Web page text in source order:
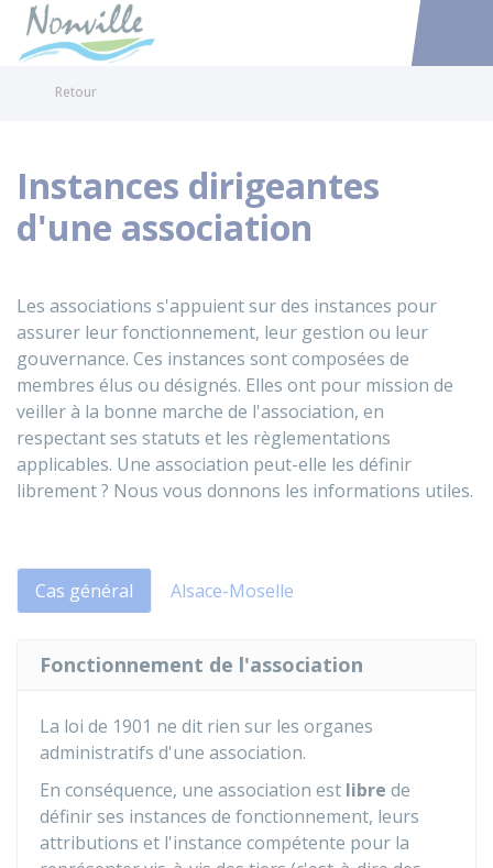
Accéder
Retour
Instances dirigeantes
d'une association
Les associations s'appuient sur des instances pour
assurer leur fonctionnement, leur gestion ou leur
gouvernance. Ces instances sont composées de
membres élus ou désignés. Elles ont pour mission de
veiller à la bonne marche de l'association, en
respectant ses statuts et les règlementations
applicables. Une association peut-elle les définir
librement ? Nous vous donnons les informations utiles.
Cas général Alsace-Moselle
Fonctionnement de l'association
La loi de 1901 ne dit rien sur les organes
administratifs d'une association.
En conséquence, une association est libre de
définir ses instances de fonctionnement, leurs
attributions et l'instance compétente pour la